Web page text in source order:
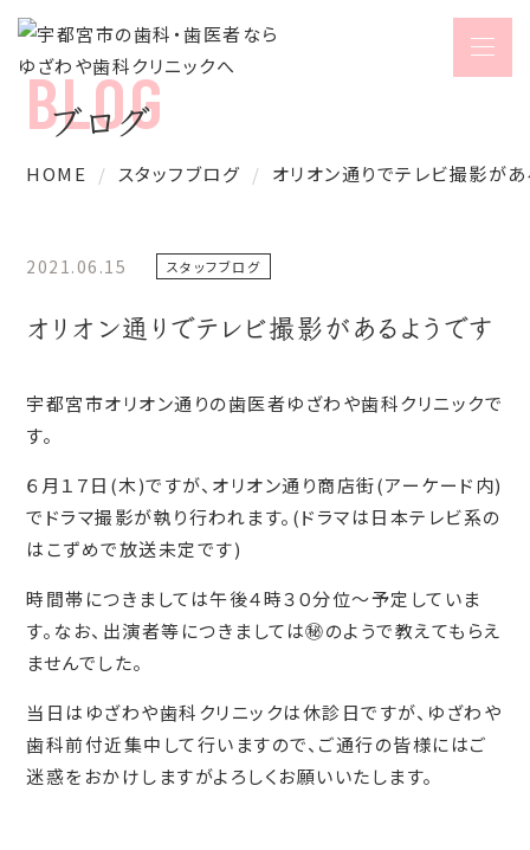
ブログ
HOME スタッフブログ オリオン通りでテレビ撮影が
2021.06.15 スタッフブログ
オリオン通りでテレビ撮影があるようです
宇都宮市オリオン通りの歯医者ゆざわや歯科クリニックで
す。
６月１７日(木)ですが、オリオン通り商店街(アーケード内)
でドラマ撮影が執り行われます。(ドラマは日本テレビ系の
はこずめで放送未定です)
時間帯につきましては午後４時３０分位～予定していま
す。なお、出演者等につきましては㊙のようで教えてもらえ
ませんでした。
当日はゆざわや歯科クリニックは休診日ですが、ゆざわや
歯科前付近集中して行いますので、ご通行の皆様にはご
迷惑をおかけしますがよろしくお願いいたします。